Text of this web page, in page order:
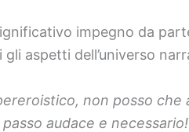
impegno da
aspetti dell’universo
non posso
audace e